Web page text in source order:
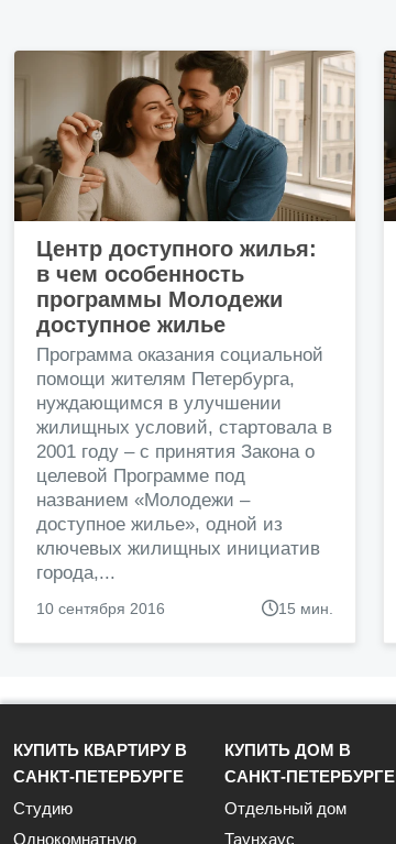
Центр доступного жилья:
в чем особенность
программы Молодежи
доступное жилье
Программа оказания социальной
помощи жителям Петербурга,
нуждающимся в улучшении
жилищных условий, стартовала в
2001 году – с принятия Закона о
целевой Программе под
названием «Молодежи –
доступное жилье», одной из
ключевых жилищных инициатив
города,...
10 сентября 2016 15 мин.
КУПИТЬ КВАРТИРУ В
САНКТ-ПЕТЕРБУРГЕ
Студию
Однокомнатную
КУПИТЬ ДОМ В
САНКТ-ПЕТЕРБУРГЕ
Отдельный дом
Таунхаус